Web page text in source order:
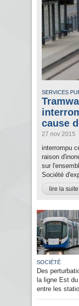
SERVICES
cause
27 nov 2015
interrompu
raison
sur
Société
lire la suite
SOCIÉTÉ
Des
la ligne Est
entre les